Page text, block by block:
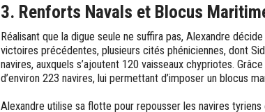
3. Renforts Navals et Blocus
Réalisant que la digue seule ne suffira pas, Alexandre
victoires précédentes, plusieurs cités phéniciennes, dont
navires, auxquels s’ajoutent 120 vaisseaux chypriotes.
d’environ 223 navires, lui permettant d’imposer un blocus
Alexandre utilise sa flotte pour repousser les navires